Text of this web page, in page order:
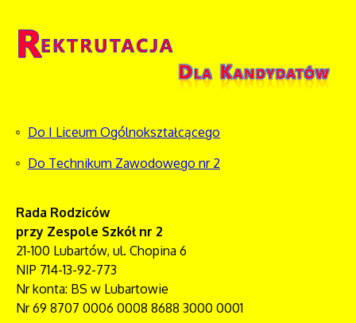
Do I Liceum Ogólnokształcącego
Do Technikum Zawodowego nr 2
Rada Rodziców
przy Zespole Szkół nr 2
21-100 Lubartów, ul. Chopina 6
NIP 714-13-92-773
Nr konta: BS w Lubartowie
Nr 69 8707 0006 0008 8688 3000 0001